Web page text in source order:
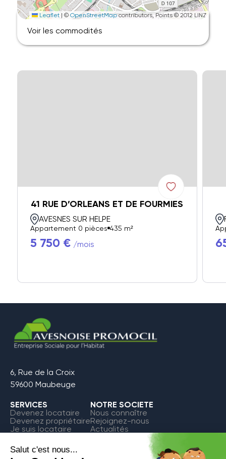
Leaflet | ©OpenStreetMapcontributors, Points © 2012 LINZ
Voir les commodités
41 RUE D’ORLEANS ET DE FOURMIES
AVESNES SUR HELPE
Appartement 0 pièces 435 m²
5 750 € /mois
6, Rue de la Croix
59600 Maubeuge
SERVICES
Devenez locataire
Devenez propriétaire
Je suis locataire
NOTRE SOCIETE
Nous connaître
Rejoignez-nous
Actualités